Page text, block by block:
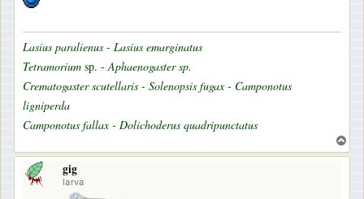
Lasius paralienus - Lasius emarginatus
Tetramorium sp. - Aphaenogaster sp.
Crematogaster scutellaris - Solenopsis fugax - Camponotus
ligniperda
Camponotus fallax - Dolichoderus quadripunctatus
o
gig
larva